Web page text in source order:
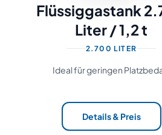
Flüssiggastank
Liter / 1,2 t
2.700 LITER
Ideal für geringen
Details & Preis